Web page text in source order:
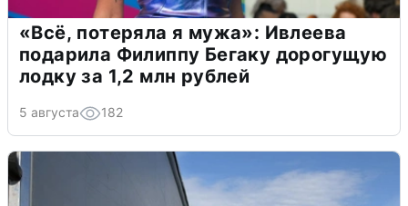
«Всё, потеряла я мужа»: Ивлеева
подарила Филиппу Бегаку дорогущую
лодку за 1,2 млн рублей
5 августа 182